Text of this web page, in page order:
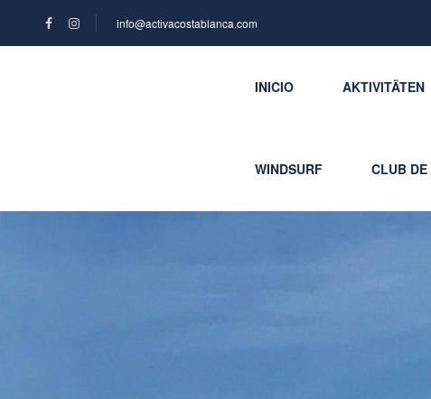
info@activacostablanca.com
INICIO AKTIVITÄTEN
WINDSURF CLUB DE